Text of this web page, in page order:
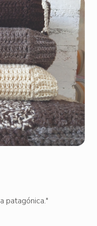
patagónica."